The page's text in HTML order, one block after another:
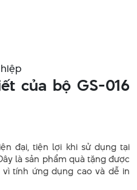
của bộ GS-016
đại, tiện lợi khi sử dụng tại
là sản phẩm quà tặng được
tính ứng dụng cao và dễ in